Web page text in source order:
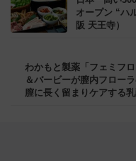
オープン “ハ
阪 天王寺）
わかもと製薬「フェミフ
＆バービーが膣内フロー
膣に長く留まりケアする